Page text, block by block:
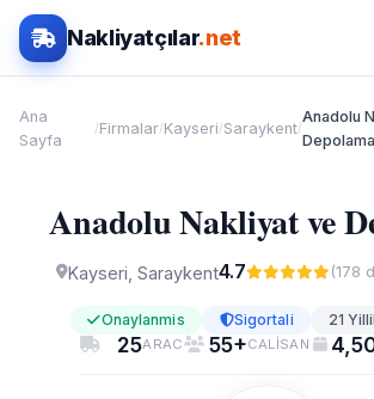
Nakliyatçılar.net
Ana
Sayfa
/Firmalar/Kayseri/Saraykent/
Anadolu
Depolama
Anadolu Nakliyat ve
Kayseri, Saraykent4.7 (178
Onaylanmis Sigortali 21
25ARAC 55+CALISAN